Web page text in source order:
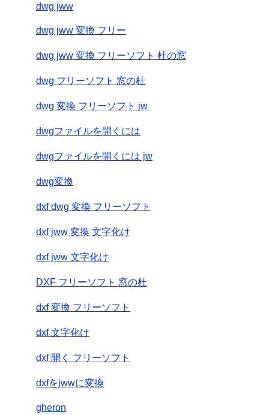
dwg jww
dwg jww 変換 フリー
dwg jww 変換 フリーソフト 杜の窓
dwg フリーソフト 窓の杜
dwg 変換 フリーソフト jw
dwgファイルを開くには
dwgファイルを開くには jw
dwg変換
dxf dwg 変換 フリーソフト
dxf jww 変換 文字化け
dxf jww 文字化け
DXF フリーソフト 窓の杜
dxf 変換 フリーソフト
dxf 文字化け
dxf 開く フリーソフト
dxfをjwwに変換
gheron